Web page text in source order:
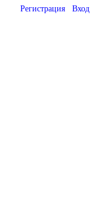
Регистрация Вход